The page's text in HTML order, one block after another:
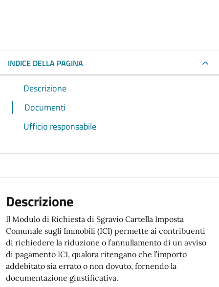
INDICE DELLA PAGINA
Descrizione
Documenti
Ufficio responsabile
Descrizione
Il Modulo di Richiesta di Sgravio Cartella Imposta
Comunale sugli Immobili (ICI) permette ai contribuenti
di richiedere la riduzione o l’annullamento di un avviso
di pagamento ICI, qualora ritengano che l’importo
addebitato sia errato o non dovuto, fornendo la
documentazione giustificativa.